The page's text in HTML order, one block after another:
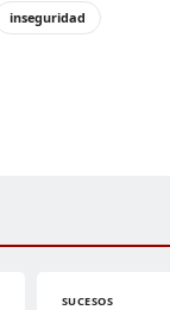
inseguridad
SUCESOS